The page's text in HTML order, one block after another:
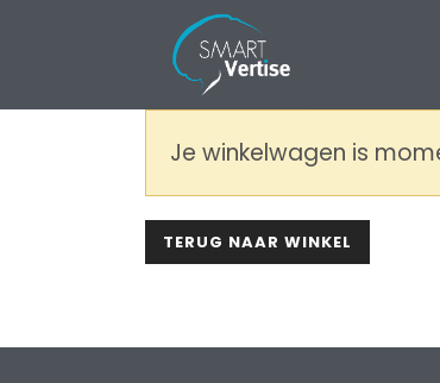
Je winkelwagen is
TERUG NAAR WINKEL